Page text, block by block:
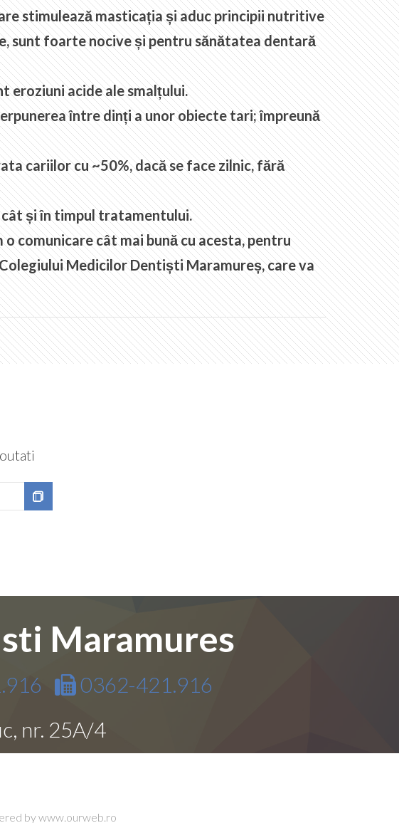
stimulează masticația și aduc principii nutritive
sunt foarte nocive și pentru sănătatea dentară
eroziuni acide ale smalțului.
între dinți a unor obiecte tari; împreună
cariilor cu ~50%, dacă se face zilnic, fără
și în timpul tratamentului.
comunicare cât mai bună cu acesta, pentru
Medicilor Dentiști Maramureș, care va
Maramures
0362-421.916
nr. 25A/4
bywww.ourweb.ro